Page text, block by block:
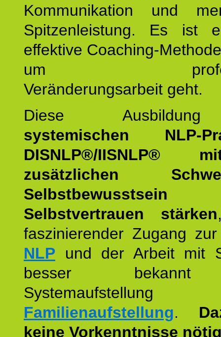
Kommunikation und
Spitzenleistung. Es ist
effektive Coaching-
um
Veränderungsarbeit geht.
Diese
systemischen NLP-
DISNLP®/IISNLP®
zusätzlichen
Selbstvertrauen stärken
faszinierender Zugang
NLP und der Arbeit mit
besser
Familienaufstellung.
keine Vorkenntnisse